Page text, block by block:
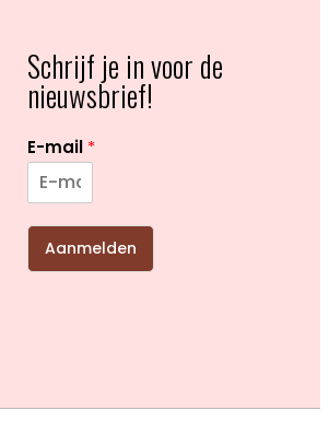
Schrijf je in voor de
nieuwsbrief!
E-mail *
Aanmelden